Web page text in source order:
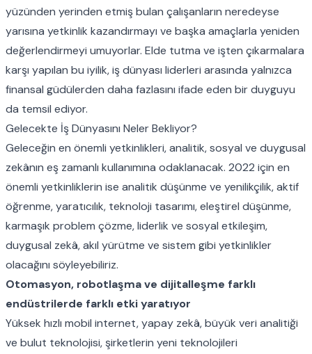
yüzünden yerinden etmiş bulan çalışanların neredeyse
yarısına yetkinlik kazandırmayı ve başka amaçlarla yeniden
değerlendirmeyi umuyorlar. Elde tutma ve işten çıkarmalara
karşı yapılan bu iyilik, iş dünyası liderleri arasında yalnızca
finansal güdülerden daha fazlasını ifade eden bir duyguyu
da temsil ediyor.
Gelecekte İş Dünyasını Neler Bekliyor?
Geleceğin en önemli yetkinlikleri, analitik, sosyal ve duygusal
zekânın eş zamanlı kullanımına odaklanacak. 2022 için en
önemli yetkinliklerin ise analitik düşünme ve yenilikçilik, aktif
öğrenme, yaratıcılık, teknoloji tasarımı, eleştirel düşünme,
karmaşık problem çözme, liderlik ve sosyal etkileşim,
duygusal zekâ, akıl yürütme ve sistem gibi yetkinlikler
olacağını söyleyebiliriz.
Otomasyon, robotlaşma ve dijitalleşme farklı
endüstrilerde farklı etki yaratıyor
Yüksek hızlı mobil internet, yapay zekâ, büyük veri analitiği
ve bulut teknolojisi, şirketlerin yeni teknolojileri